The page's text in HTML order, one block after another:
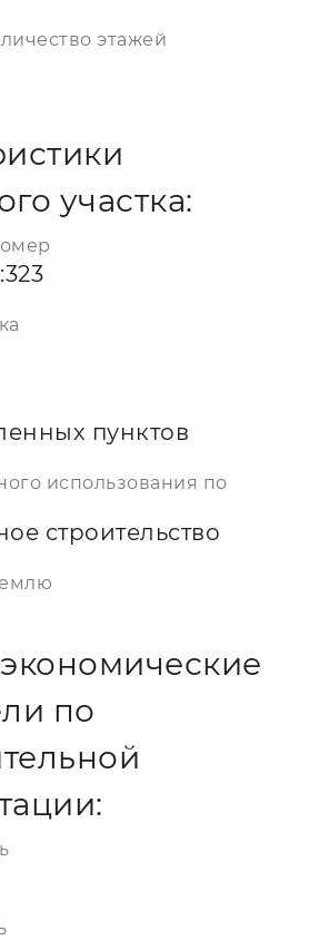
этажей
участка:
пунктов
использования по
строительство
по